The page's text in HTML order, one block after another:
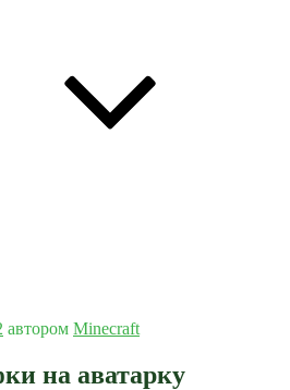
автором Minecraft
на аватарку